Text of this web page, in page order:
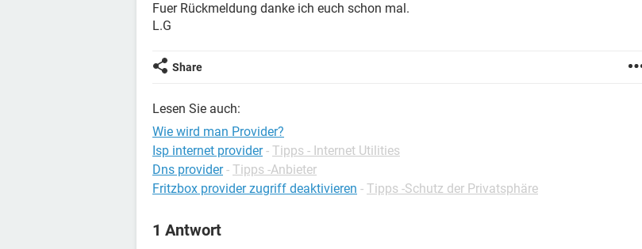
Fuer Rückmeldung danke ich euch schon mal.
L.G
Share
Lesen Sie auch:
Wie wird man Provider?
Isp internet provider - Tipps - Internet Utilities
Dns provider - Tipps -Anbieter
Fritzbox provider zugriff deaktivieren - Tipps -Schutz der Privatsphäre
1 Antwort